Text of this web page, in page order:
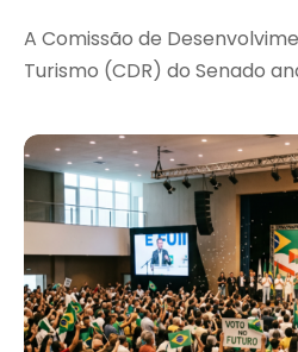
A Comissão de
Turismo (CDR) do Senado